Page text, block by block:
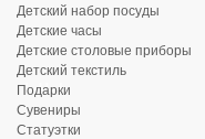
Детский набор посуды
Детские часы
Детские столовые приборы
Детский текстиль
Подарки
Сувениры
Статуэтки